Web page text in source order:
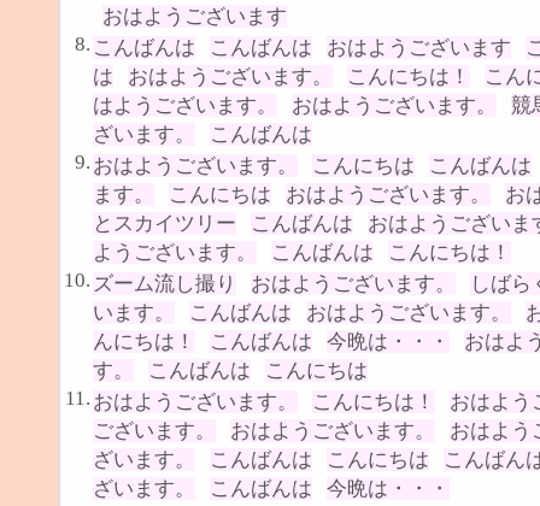
おはようございます
8. こんばんは こんばんは おはようございます
は
おはようございます。 こんにちは！
こん
はようございます。
おはようございます。
競
ざいます。
こんばんは
9. おはようございます。 こんにちは
こんばんは
ます。
こんにちは おはようございます。
お
とスカイツリー
こんばんは
おはようございま
ようございます。
こんばんは
こんにちは！
10. ズーム流し撮り おはようございます。
しばら
います。
こんばんは おはようございます。
んにちは！
こんばんは 今晩は・・・
おはよ
す。
こんばんは
こんにちは
11. おはようございます。 こんにちは！
おはよう
ございます。
おはようございます。
おはよう
ざいます。
こんばんは こんにちは
こんばん
ざいます。
こんばんは
今晩は・・・